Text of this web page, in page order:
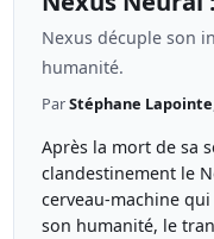
Nexus décuple son
humanité.
ParStéphane Lapointe
Après la mort de sa
clandestinement le
cerveau-machine
son humanité, le